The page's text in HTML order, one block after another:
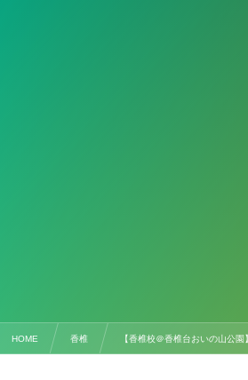
HOME 香椎 【香椎校＠香椎台おいの山公